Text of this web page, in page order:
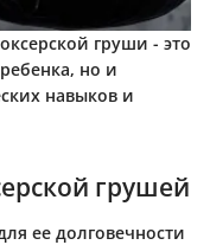
груши - это
но и
навыков и
грушей
ее долговечности